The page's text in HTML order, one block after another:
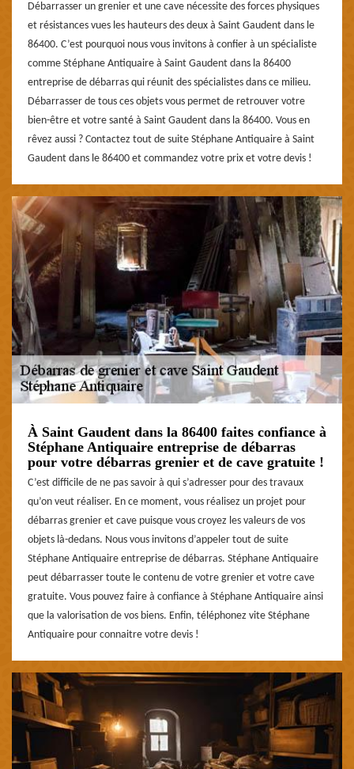
Débarrasser un grenier et une cave nécessite des forces physiques
et résistances vues les hauteurs des deux à Saint Gaudent dans le
86400. C’est pourquoi nous vous invitons à confier à un spécialiste
comme Stéphane Antiquaire à Saint Gaudent dans la 86400
entreprise de débarras qui réunit des spécialistes dans ce milieu.
Débarrasser de tous ces objets vous permet de retrouver votre
bien-être et votre santé à Saint Gaudent dans la 86400. Vous en
rêvez aussi ? Contactez tout de suite Stéphane Antiquaire à Saint
Gaudent dans le 86400 et commandez votre prix et votre devis !
À Saint Gaudent dans la 86400 faites confiance à
Stéphane Antiquaire entreprise de débarras
pour votre débarras grenier et de cave gratuite !
C’est difficile de ne pas savoir à qui s’adresser pour des travaux
qu’on veut réaliser. En ce moment, vous réalisez un projet pour
débarras grenier et cave puisque vous croyez les valeurs de vos
objets là-dedans. Nous vous invitons d’appeler tout de suite
Stéphane Antiquaire entreprise de débarras. Stéphane Antiquaire
peut débarrasser toute le contenu de votre grenier et votre cave
gratuite. Vous pouvez faire à confiance à Stéphane Antiquaire ainsi
que la valorisation de vos biens. Enfin, téléphonez vite Stéphane
Antiquaire pour connaitre votre devis !